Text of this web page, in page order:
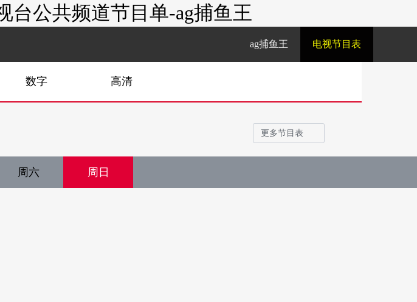
台公共频道节目单-ag捕鱼王
电视节目表
ag捕鱼王
数字 高清
更多节目表
周六 周日